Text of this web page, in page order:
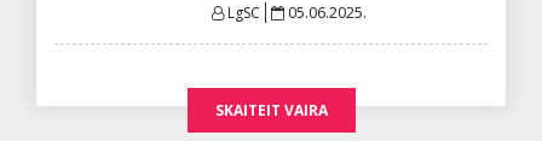
LgSC
Posted
05.06.2025.
SKAITEIT VAIRA